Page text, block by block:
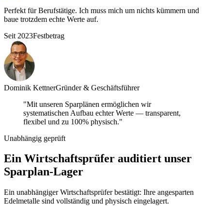
Perfekt für Berufstätige. Ich muss mich um nichts kümmern und
baue trotzdem echte Werte auf.
Seit 2023Festbetrag
Dominik KettnerGründer & Geschäftsführer
"Mit unseren Sparplänen ermöglichen wir
systematischen Aufbau echter Werte — transparent,
flexibel und zu 100% physisch."
Unabhängig geprüft
Ein Wirtschaftsprüfer auditiert unser
Sparplan-Lager
Ein unabhängiger Wirtschaftsprüfer bestätigt: Ihre angesparten
Edelmetalle sind vollständig und physisch eingelagert.